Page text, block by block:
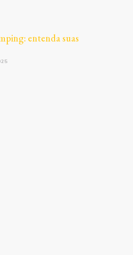
entenda suas